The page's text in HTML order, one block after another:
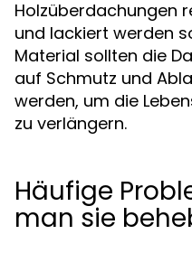
Holzüberdachungen
und lackiert werden
Material sollten die
auf Schmutz und
werden, um die
zu verlängern.
Häufige
man sie